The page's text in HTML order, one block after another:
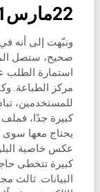
22مارس2021
ونبّهت إلى أنه
صحيح، ستصل
استمارة الطلب
للمستخدمين،
عكس خاصية
كبيرة تتخطى